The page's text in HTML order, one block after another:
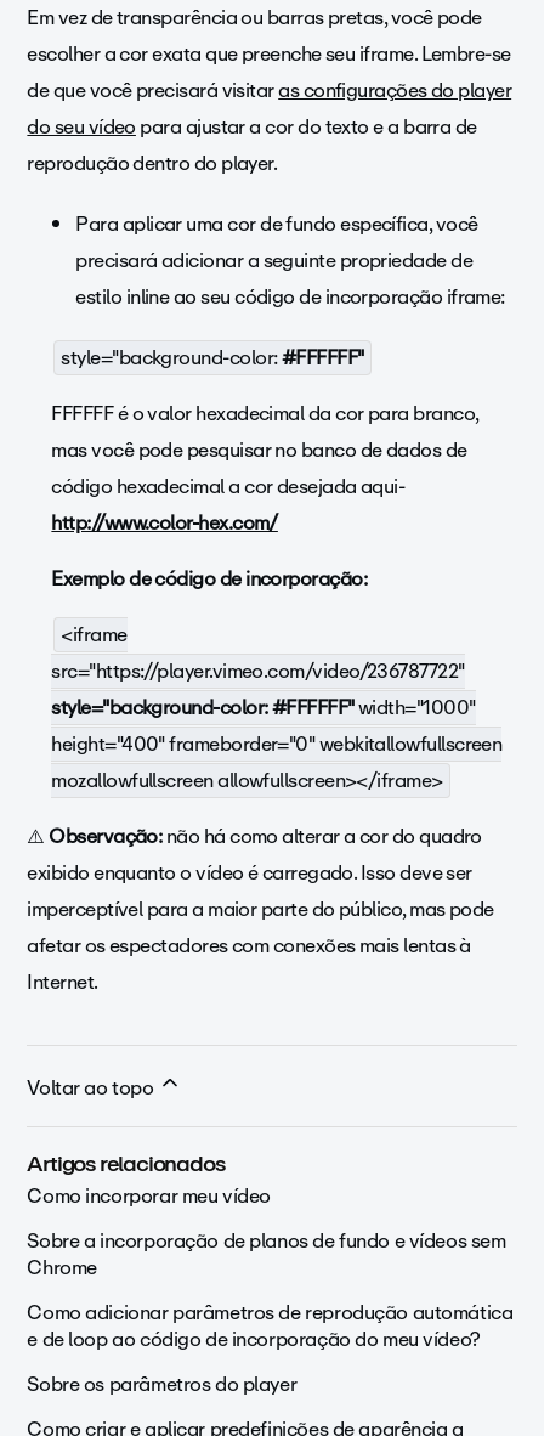
Em vez de transparência ou barras pretas, você pode
escolher a cor exata que preenche seu iframe. Lembre-se
de que você precisará visitaras configurações do player
do seu vídeopara ajustar a cor do texto e a barra de
reprodução dentro do player.
Para aplicar uma cor de fundo específica, você
precisará adicionar a seguinte propriedade de
estilo inline ao seu código de incorporação iframe:
style="background-color:#FFFFFF"
FFFFFF é o valor hexadecimal da cor para branco,
mas você pode pesquisar no banco de dados de
código hexadecimal a cor desejada aqui-
http://www.color-hex.com/
Exemplo de código de incorporação:
<iframe
src="https://player.vimeo.com/video/236787722"
style="background-color: #FFFFFF"width="1000"
height="400" frameborder="0" webkitallowfullscreen
mozallowfullscreen allowfullscreen></iframe>
⚠️Observação:não há como alterar a cor do quadro
exibido enquanto o vídeo é carregado. Isso deve ser
imperceptível para a maior parte do público, mas pode
afetar os espectadores com conexões mais lentas à
Internet.
Voltar ao topo
Artigos relacionados
Como incorporar meu vídeo
Sobre a incorporação de planos de fundo e vídeos sem
Chrome
Como adicionar parâmetros de reprodução automática
e de loop ao código de incorporação do meu vídeo?
Sobre os parâmetros do player